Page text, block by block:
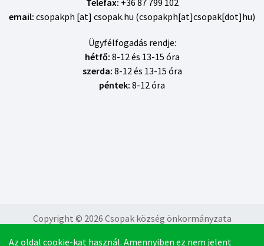
Telefax: +36 87 799 102
email: csopakph [at] csopak.hu (csopakph[at]csopak[dot]hu)
Ügyfélfogadás rendje:
hétfő: 8-12 és 13-15 óra
szerda: 8-12 és 13-15 óra
péntek: 8-12 óra
Copyright © 2026 Csopak község önkormányzata
Az oldal cookie-kat használ. Amennyiben ez nem jelent